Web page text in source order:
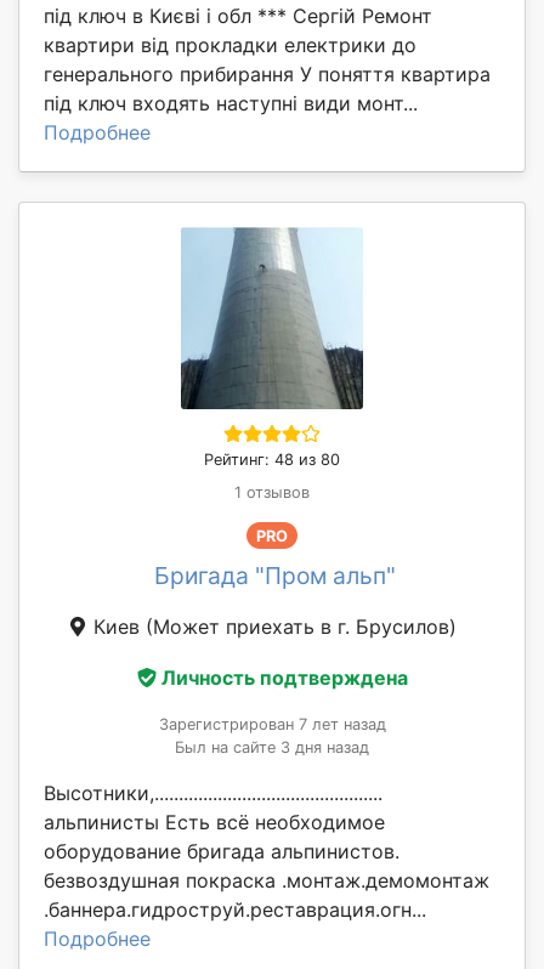
під ключ в Києві і обл *** Сергій Ремонт
квартири від прокладки електрики до
генерального прибирання У поняття квартира
під ключ входять наступні види монт...
Подробнее
Рейтинг: 48 из 80
1 отзывов
PRO
Бригада "Пром альп"
Киев (Может приехать в г. Брусилов)
Личность подтверждена
Зарегистрирован 7 лет назад
Был на сайте 3 дня назад
Высотники,...............................................
альпинисты Есть всё необходимое
оборудование бригада альпинистов.
безвоздушная покраска .монтаж.демомонтаж
.баннера.гидроструй.реставрация.огн...
Подробнее